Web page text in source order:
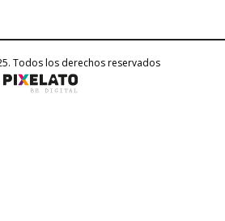
Todos los derechos reservados